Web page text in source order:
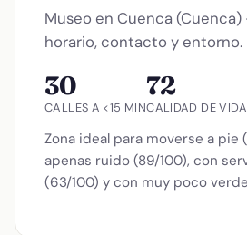
Museo en Cuenca
horario, contacto y entorno.
30
CALLES A <15 MIN
72
CALIDAD DE VIDA
Zona ideal para moverse a pie
apenas ruido (89/100), con
(63/100) y con muy poco